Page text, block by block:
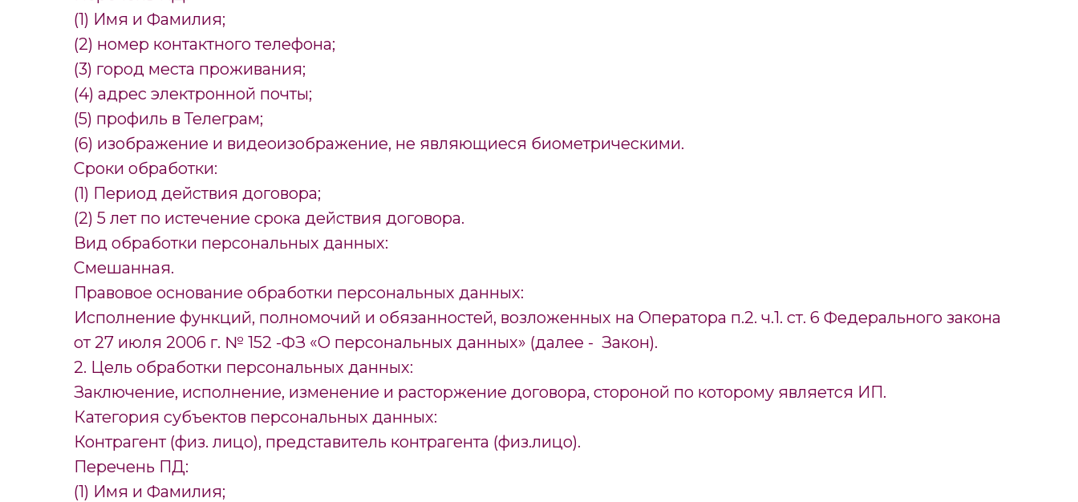
(1) Имя и Фамилия;
(2) номер контактного телефона;
(3) город места проживания;
(4) адрес электронной почты;
(5) профиль в Телеграм;
(6) изображение и видеоизображение, не являющиеся биометрическими.
Сроки обработки:
(1) Период действия договора;
(2) 5 лет по истечение срока действия договора.
Вид обработки персональных данных:
Смешанная.
Правовое основание обработки персональных данных:
Исполнение функций, полномочий и обязанностей, возложенных на Оператора п.2. ч.1. ст. 6 Федерального закона
от 27 июля 2006 г. № 152 -ФЗ «О персональных данных» (далее - Закон).
2. Цель обработки персональных данных:
Заключение, исполнение, изменение и расторжение договора, стороной по которому является ИП.
Категория субъектов персональных данных:
Контрагент (физ. лицо), представитель контрагента (физ.лицо).
Перечень ПД:
(1) Имя и Фамилия;